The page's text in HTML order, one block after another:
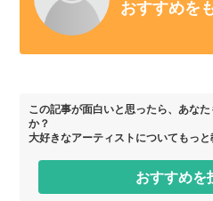
おすすめを
この記事が面白いと思ったら、あな
か？
大好きなアーティストについてもっと
おすすめを